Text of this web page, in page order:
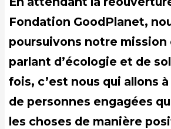
Fondation GoodPlanet,
poursuivons notre mission
parlant d’écologie et de
fois, c’est nous qui allons
de personnes engagées
les choses de manière